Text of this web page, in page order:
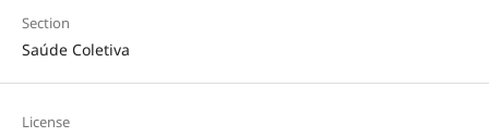
Section
Saúde Coletiva
License